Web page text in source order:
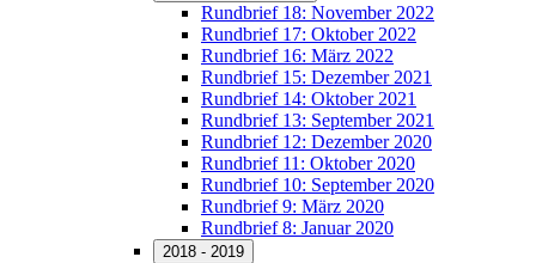
Rundbrief 18: November 2022
Rundbrief 17: Oktober 2022
Rundbrief 16: März 2022
Rundbrief 15: Dezember 2021
Rundbrief 14: Oktober 2021
Rundbrief 13: September 2021
Rundbrief 12: Dezember 2020
Rundbrief 11: Oktober 2020
Rundbrief 10: September 2020
Rundbrief 9: März 2020
Rundbrief 8: Januar 2020
2018 - 2019